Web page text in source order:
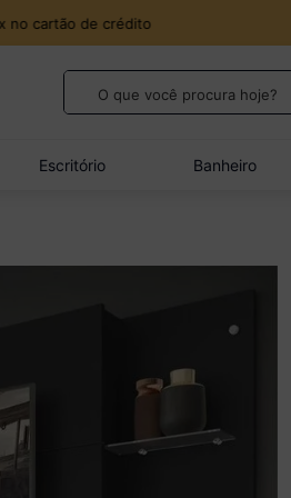
no cartão de crédito
O que você procura hoje?
Escritório Banheiro